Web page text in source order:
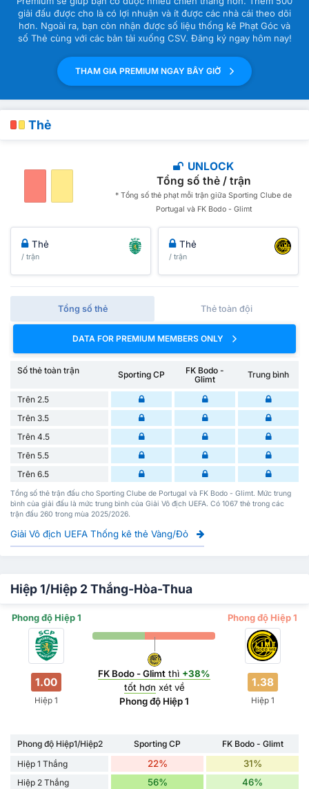
giải đấu được cho là có lợi nhuận và ít được các nhà cái theo dõi
hơn. Ngoài ra, bạn còn nhận được số liệu thống kê Phạt Góc và
số Thẻ cùng với các bản tải xuống CSV. Đăng ký ngay hôm nay!
THAM GIA PREMIUM NGAY BÂY GIỜ
Thẻ
UNLOCK
Tổng số thẻ / trận
* Tổng số thẻ phạt mỗi trận giữa Sporting Clube de
Portugal và FK Bodo - Glimt
Thẻ
/ trận
Thẻ
/ trận
Tổng số thẻ Thẻ toàn đội
DATA FOR PREMIUM MEMBERS ONLY
Số thẻ toàn trận Sporting CP
FK Bodo -
Glimt
Trung bình
Trên 2.5
Trên 3.5
Trên 4.5
Trên 5.5
Trên 6.5
Tổng số thẻ trận đấu cho Sporting Clube de Portugal và FK Bodo - Glimt. Mức trung
bình của giải đấu là mức trung bình của Giải Vô địch UEFA. Có 1067 thẻ trong các
trận đấu 260 trong mùa 2025/2026.
Giải Vô địch UEFA Thống kê thẻ Vàng/Đỏ
Hiệp 1/Hiệp 2 Thắng-Hòa-Thua
Phong độ Hiệp 1 Phong độ Hiệp 1
1.00
Hiệp 1
FK Bodo - Glimt thì +38%
tốt hơn xét về
Phong độ Hiệp 1
1.38
Hiệp 1
Phong độ Hiệp1/Hiệp2 Sporting CP
FK Bodo - Glimt
Hiệp 1 Thắng
22% 31%
Hiệp 2 Thắng 56% 46%